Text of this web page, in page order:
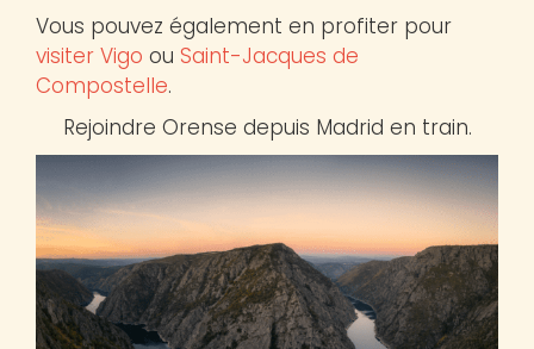
Vous pouvez également en profiter pour
visiter Vigo ou Saint-Jacques de
Compostelle.
Rejoindre Orense depuis Madrid en train.